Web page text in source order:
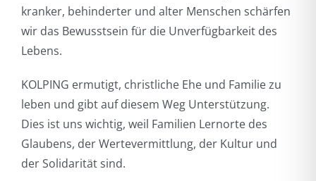
kranker, behinderter und alter Menschen schärfen
wir das Bewusstsein für die Unverfügbarkeit des
Lebens.
KOLPING ermutigt, christliche Ehe und Familie zu
leben und gibt auf diesem Weg Unterstützung.
Dies ist uns wichtig, weil Familien Lernorte des
Glaubens, der Wertevermittlung, der Kultur und
der Solidarität sind.